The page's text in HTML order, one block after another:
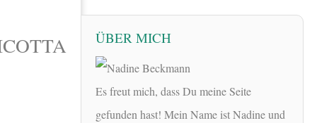
ÜBER MICH
Es freut mich, dass Du meine Seite
gefunden hast! Mein Name ist Nadine und